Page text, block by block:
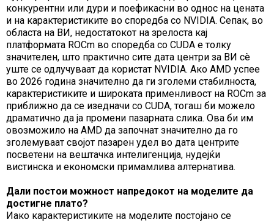
конкурентни или дури и поефикасни во однос на цената
и на карактеристиките во споредба со NVIDIA. Сепак, во
областа на ВИ, недостатокот на зрелоста кај
платформата ROCm во споредба со CUDA е толку
значителен, што практично сите дата центри за ВИ сè
уште се одлучуваат да користат NVIDIA. Ако AMD успее
во 2026 година значително да ги зголеми стабилноста,
карактеристиките и широката применливост на ROCm за
приближно да се изедначи со CUDA, тогаш би можело
драматично да ја промени пазарната слика. Ова би им
овозможило на AMD да започнат значително да го
зголемуваат својот пазарен удел во дата центрите
посветени на вештачка интелигенција, нудејќи
вистинска и економски примамлива алтернатива.
Дали постои можност напредокот на моделите да
достигне плато?
Иако карактеристиките на моделите постојано се